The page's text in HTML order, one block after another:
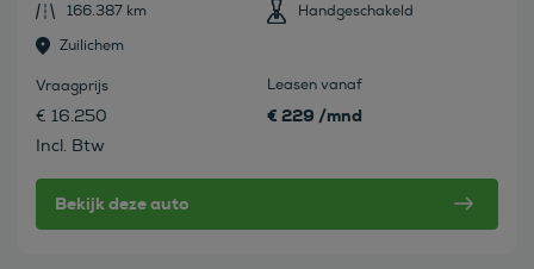
166.387 km
Handgeschakeld
Zuilichem
Vraagprijs
€ 16.250
Incl. Btw
Leasen vanaf
€ 229 /mnd
Bekijk deze auto